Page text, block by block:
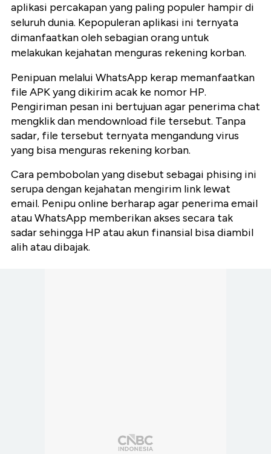
aplikasi percakapan yang paling populer hampir di
seluruh dunia. Kepopuleran aplikasi ini ternyata
dimanfaatkan oleh sebagian orang untuk
melakukan kejahatan menguras rekening korban.
Penipuan melalui WhatsApp kerap memanfaatkan
file APK yang dikirim acak ke nomor HP.
Pengiriman pesan ini bertujuan agar penerima chat
mengklik dan mendownload file tersebut. Tanpa
sadar, file tersebut ternyata mengandung virus
yang bisa menguras rekening korban.
Cara pembobolan yang disebut sebagai phising ini
serupa dengan kejahatan mengirim link lewat
email. Penipu online berharap agar penerima email
atau WhatsApp memberikan akses secara tak
sadar sehingga HP atau akun finansial bisa diambil
alih atau dibajak.